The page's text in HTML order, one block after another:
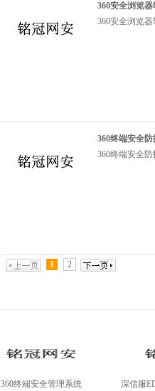
360安全浏览
360安全浏览
360终端安全
360终端安全
1 2
360终端安全管理系统
深信服